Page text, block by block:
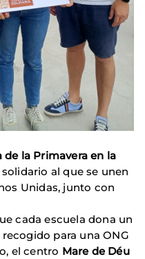
de la Primavera en la
al que se unen
Unidas, junto con
cada escuela dona un
para una ONG
el centro Mare de Déu